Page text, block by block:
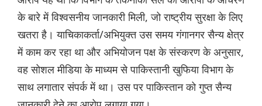
के बारे में विश्वसनीय जानकारी मिली, जो राष्ट्रीय सुरक्षा के लिए
खतरा है। याचिकाकर्ता/अभियुक्त उस समय गंगानगर सैन्य क्षेत्र
में काम कर रहा था और अभियोजन पक्ष के संस्करण के अनुसार,
वह सोशल मीडिया के माध्यम से पाकिस्तानी खुफिया विभाग के
साथ लगातार संपर्क में था। उस पर पाकिस्तान को गुप्त सैन्य